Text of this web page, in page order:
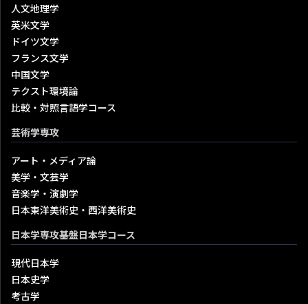
人文地理学
英米文学
ドイツ文学
フランス文学
中国文学
テクスト環境論
比較・対照言語学コース
芸術学専攻
アート・メディア論
美学・文芸学
音楽学・演劇学
日本東洋美術史・西洋美術史
日本学専攻基盤日本学コース
現代日本学
日本史学
考古学